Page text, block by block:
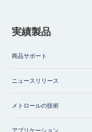
実績製品
商品サポート
ニュースリリース
メトロールの技術
アプリケーション